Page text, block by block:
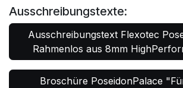
Ausschreibungstexte:
Ausschreibungstext Flexotec
Rahmenlos aus 8mm
Broschüre PoseidonPalace